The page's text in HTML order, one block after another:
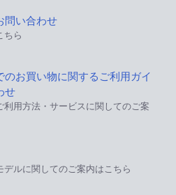
問い合わせ
ちら
のお買い物に関するご利用ガイ
せ
利用方法・サービスに関してのご案
デルに関してのご案内はこちら